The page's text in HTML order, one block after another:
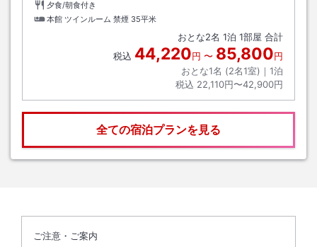
夕食/朝食付き
本館 ツインルーム 禁煙 35平米
おとな2名 1泊 1部屋 合計
税込 44,220円 〜 85,800円
おとな1名 (2名1室)｜ 1泊
税込 22,110円〜42,900円
全ての宿泊プランを見る
ご注意・ご案内